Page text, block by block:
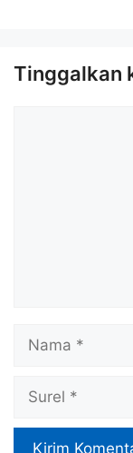
Tinggalkan
Nama
Surel